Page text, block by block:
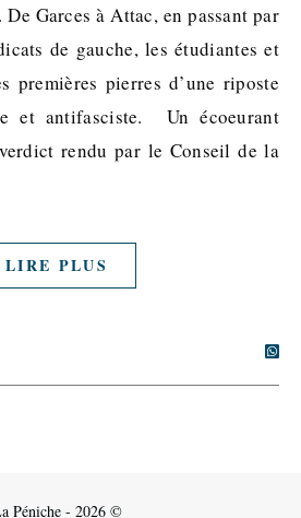
Garces à Attac, en passant par
de gauche, les étudiantes et
premières pierres d’une riposte
et antifasciste. Un écoeurant
rendu par le Conseil de la
LIRE PLUS
Péniche - 2026 ©